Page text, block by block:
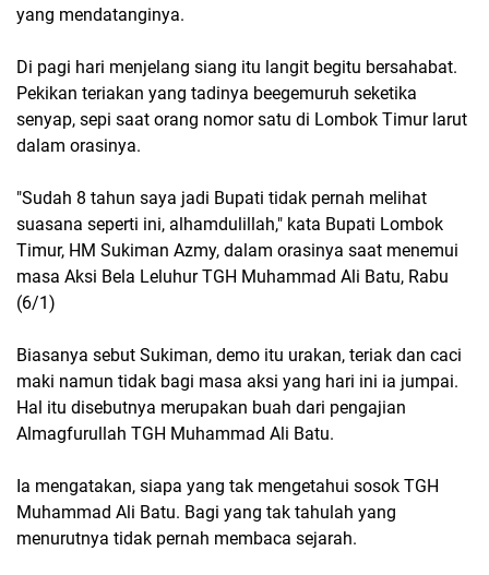
yang mendatanginya.
Di pagi hari menjelang siang itu langit begitu bersahabat.
Pekikan teriakan yang tadinya beegemuruh seketika
senyap, sepi saat orang nomor satu di Lombok Timur larut
dalam orasinya.
"Sudah 8 tahun saya jadi Bupati tidak pernah melihat
suasana seperti ini, alhamdulillah," kata Bupati Lombok
Timur, HM Sukiman Azmy, dalam orasinya saat menemui
masa Aksi Bela Leluhur TGH Muhammad Ali Batu, Rabu
(6/1)
Biasanya sebut Sukiman, demo itu urakan, teriak dan caci
maki namun tidak bagi masa aksi yang hari ini ia jumpai.
Hal itu disebutnya merupakan buah dari pengajian
Almagfurullah TGH Muhammad Ali Batu.
Ia mengatakan, siapa yang tak mengetahui sosok TGH
Muhammad Ali Batu. Bagi yang tak tahulah yang
menurutnya tidak pernah membaca sejarah.